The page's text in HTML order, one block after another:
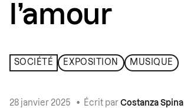
l’amour
SOCIÉTÉ EXPOSITION MUSIQUE
28 janvier 2025 • Écrit par Costanza Spina